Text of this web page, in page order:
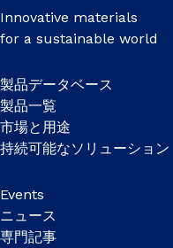
Innovative materials
for a sustainable world
製品データベース
製品一覧
市場と用途
持続可能なソリューション
Events
ニュース
専門記事